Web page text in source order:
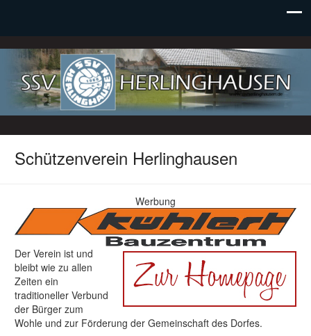
SSV Herlinghausen e. V.
Schützenverein Herlinghausen
Werbung
Der Verein ist und
bleibt wie zu allen
Zeiten ein
traditioneller Verbund
der Bürger zum
Wohle und zur Förderung der Gemeinschaft des Dorfes.